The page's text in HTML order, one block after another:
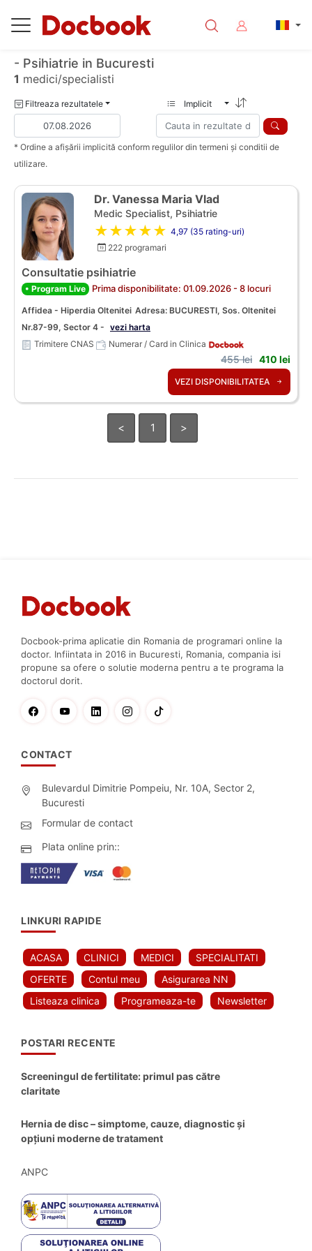
- Psihiatrie in Bucuresti
1 medici/specialisti
Filtreaza rezultatele Implicit
* Ordine a afișării implicită conform regulilor din termeni și conditii de
utilizare.
Dr. Vanessa Maria Vlad
Medic Specialist, Psihiatrie
★★★★★ 4,97 (35 rating-uri)
222 programari
Consultatie psihiatrie
• Program Live Prima disponibilitate: 01.09.2026 - 8 locuri
Affidea - Hiperdia Oltenitei Adresa: BUCURESTI, Sos. Oltenitei
Nr.87-99, Sector 4 - vezi harta
Trimitere CNAS
Numerar / Card in Clinica
455 lei 410 lei
VEZI DISPONIBILITATEA
< 1 >
Docbook-prima aplicatie din Romania de programari online la
doctor. Infiintata in 2016 in Bucuresti, Romania, compania isi
propune sa ofere o solutie moderna pentru a te programa la
doctorul dorit.
CONTACT
Bulevardul Dimitrie Pompeiu, Nr. 10A, Sector 2,
Bucuresti
Formular de contact
Plata online prin::
LINKURI RAPIDE
ACASA CLINICI MEDICI
SPECIALITATI
OFERTE
Contul meu
Asigurarea NN
Listeaza clinica
Programeaza-te Newsletter
POSTARI RECENTE
Screeningul de fertilitate: primul pas către
claritate
Hernia de disc – simptome, cauze, diagnostic și
opțiuni moderne de tratament
ANPC